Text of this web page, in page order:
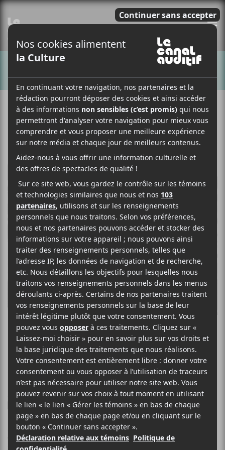
UUBBUURRUU
Primeur : Ice Head
21 MAI 2020
PARLOUIS-PHILIPPE LABRÈCHE
/ ROCK
F
A
C
E
B
T
W
I
T
T
P
A
T
A
UUBBUURRUUnous présente ce matin son clip
pour la chanson